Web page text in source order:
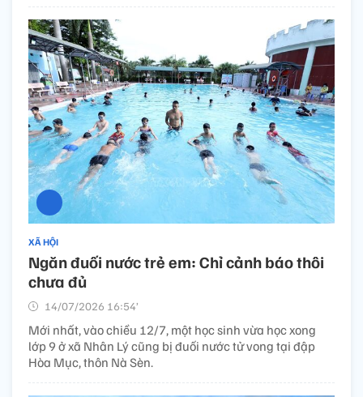
XÃ HỘI
Ngăn đuối nước trẻ em: Chỉ cảnh báo thôi
chưa đủ
14/07/2026 16:54’
Mới nhất, vào chiều 12/7, một học sinh vừa học xong
lớp 9 ở xã Nhân Lý cũng bị đuối nước tử vong tại đập
Hòa Mục, thôn Nà Sèn.